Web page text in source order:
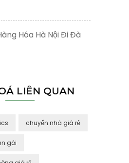
Hóa Hà Nội Đi Đà
LIÊN QUAN
chuyển nhà giá rẻ
gói